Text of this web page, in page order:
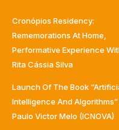
Cronópios Residency:
Rememorations At Home,
Performative Experience
Rita Cássia Silva
Launch Of The Book
Intelligence And Algorithms”
Paulo Victor Melo (ICNOVA)